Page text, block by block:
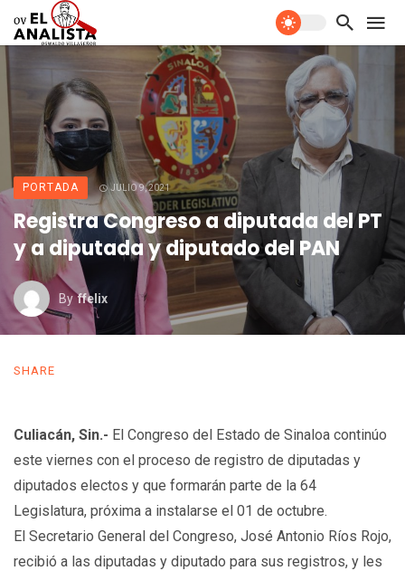
PORTADA JULIO 9, 2021
Registra Congreso a diputada del PT
y a diputada y diputado del PAN
By Ffelix
SHARE
Culiacán, Sin.- El Congreso del Estado de Sinaloa continúo
este viernes con el proceso de registro de diputadas y
diputados electos y que formarán parte de la 64
Legislatura, próxima a instalarse el 01 de octubre.
El Secretario General del Congreso, José Antonio Ríos Rojo,
recibió a las diputadas y diputado para sus registros, y les